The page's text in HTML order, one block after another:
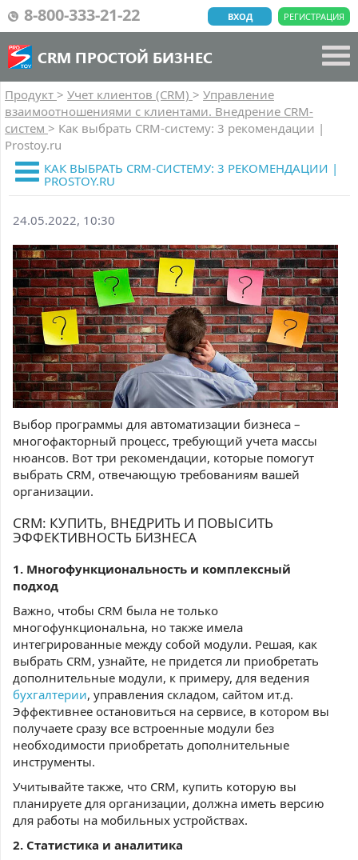
8-800-333-21-22 РЕГИСТРАЦИЯ
ВХОД
CRM ПРОСТОЙ БИЗНЕС
Продукт > Учет клиентов (CRM) > Управление
взаимоотношениями с клиентами. Внедрение CRM-
систем > Как выбрать CRM-систему: 3 рекомендации |
Prostoy.ru
КАК ВЫБРАТЬ CRM-СИСТЕМУ: 3 РЕКОМЕНДАЦИИ |
PROSTOY.RU
24.05.2022, 10:30
Выбор программы для автоматизации бизнеса –
многофакторный процесс, требующий учета массы
нюансов. Вот три рекомендации, которые помогут
выбрать CRM, отвечающую требованиям вашей
организации.
CRM: КУПИТЬ, ВНЕДРИТЬ И ПОВЫСИТЬ
ЭФФЕКТИВНОСТЬ БИЗНЕСА
1. Многофункциональность и комплексный
подход
Важно, чтобы CRM была не только
многофункциональна, но также имела
интегрированные между собой модули. Решая, как
выбрать CRM, узнайте, не придется ли приобретать
дополнительные модули, к примеру, для ведения
бухгалтерии, управления складом, сайтом ит.д.
Эффективнее остановиться на сервисе, в котором вы
получаете сразу все встроенные модули без
необходимости приобретать дополнительные
инструменты.
Учитывайте также, что CRM, купить которую вы
планируете для организации, должна иметь версию
для работы на мобильных устройствах.
2. Статистика и аналитика